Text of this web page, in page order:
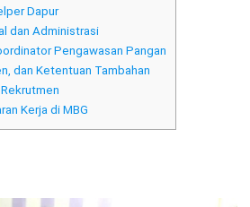
Dapur
dan Administrasi
Pengawasan Pangan
dan Ketentuan Tambahan
Kerja di MBG